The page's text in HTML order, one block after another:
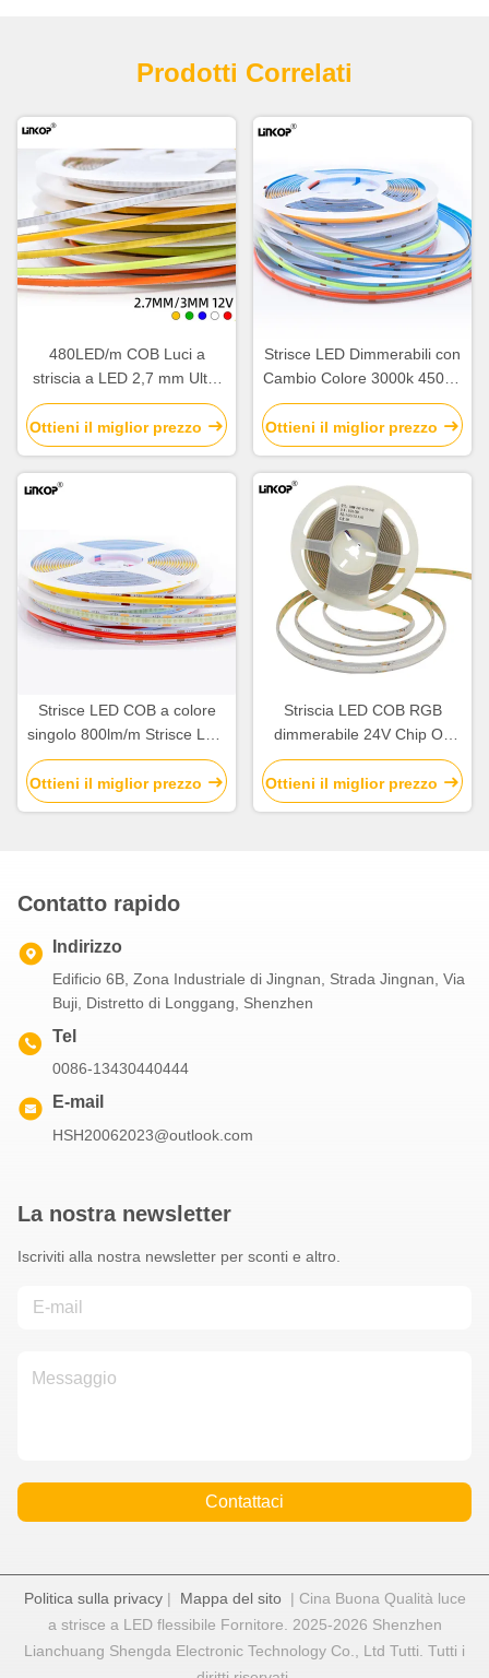
Prodotti Correlati
480LED/m COB Luci a
striscia a LED 2,7 mm Ultra
strette Luci a striscia
morbida a LED
Ottieni il miglior prezzo
Strisce LED Dimmerabili con
Cambio Colore 3000k 4500K
6000K
Ottieni il miglior prezzo
Strisce LED COB a colore
singolo 800lm/m Strisce LED
12v Dimmerabili
Ottieni il miglior prezzo
Striscia LED COB RGB
dimmerabile 24V Chip On
Board
Ottieni il miglior prezzo
Contatto rapido
Indirizzo
Edificio 6B, Zona Industriale di Jingnan, Strada Jingnan, Via
Buji, Distretto di Longgang, Shenzhen
Tel
0086-13430440444
E-mail
HSH20062023@outlook.com
La nostra newsletter
Iscriviti alla nostra newsletter per sconti e altro.
Contattaci
Politica sulla privacy| Mappa del sito| Cina Buona Qualità luce
a strisce a LED flessibile Fornitore. 2025-2026 Shenzhen
Lianchuang Shengda Electronic Technology Co., Ltd Tutti. Tutti i